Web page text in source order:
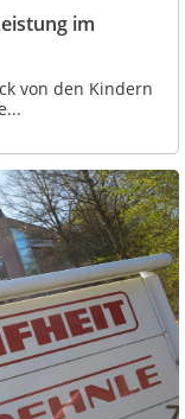
im
von den Kindern